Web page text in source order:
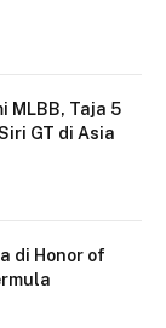
MLBB, Taja 5
GT di Asia
di Honor of